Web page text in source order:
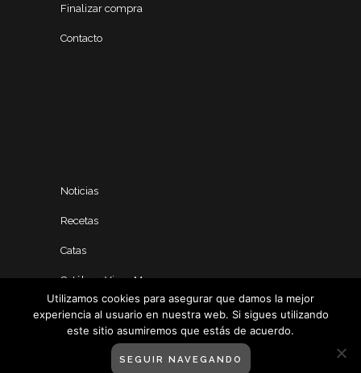
Finalizar compra
Contacto
Noticias
Recetas
Catas
Catálogo Vinos Manero
Utilizamos cookies para asegurar que damos la mejor
experiencia al usuario en nuestra web. Si sigues utilizando
este sitio asumiremos que estás de acuerdo.
SEGUIR NAVEGANDO